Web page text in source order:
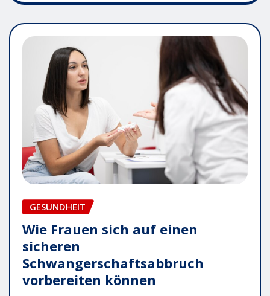
GESUNDHEIT
Wie Frauen sich auf einen
sicheren
Schwangerschaftsabbruch
vorbereiten können